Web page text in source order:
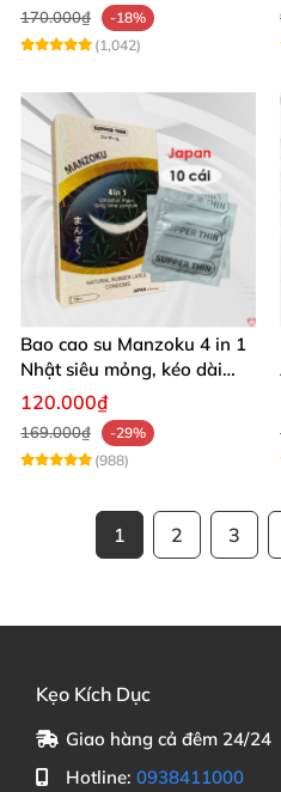
170.000₫
-18%
(1,042)
Bao cao su Manzoku 4 in 1
Nhật siêu mỏng, kéo dài
thời gian quan hệ
120.000₫
169.000₫
-29%
(988)
1 2 3
Kẹo Kích Dục
Giao hàng cả đêm 24/24
Hotline: 0938411000